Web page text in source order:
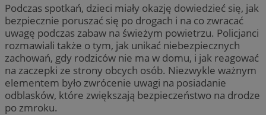
Podczas spotkań, dzieci miały okazję dowiedzieć się, jak
bezpiecznie poruszać się po drogach i na co zwracać
uwagę podczas zabaw na świeżym powietrzu. Policjanci
rozmawiali także o tym, jak unikać niebezpiecznych
zachowań, gdy rodziców nie ma w domu, i jak reagować
na zaczepki ze strony obcych osób. Niezwykle ważnym
elementem było zwrócenie uwagi na posiadanie
odblasków, które zwiększają bezpieczeństwo na drodze
po zmroku.